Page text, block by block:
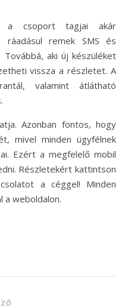
a csoport tagjai akár
ráadásul remek SMS és
Továbbá, aki új készüléket
vissza a részletet. A
valamint átlátható
Azonban fontos, hogy
mivel minden ügyfélnek
Ezért a megfelelő mobil
Részletekért kattintson
a céggel! Minden
a weboldalon.